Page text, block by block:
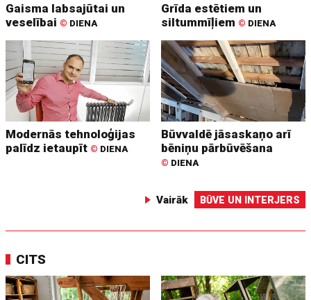
Gaisma labsajūtai un
veselībai © DIENA
Grīda estētiem un
siltummīļiem © DIENA
Modernās tehnoloģijas
palīdz ietaupīt © DIENA
Būvvaldē jāsaskaņo arī
bēniņu pārbūvēšana
© DIENA
Vairāk BŪVE UN INTERJERS
CITS